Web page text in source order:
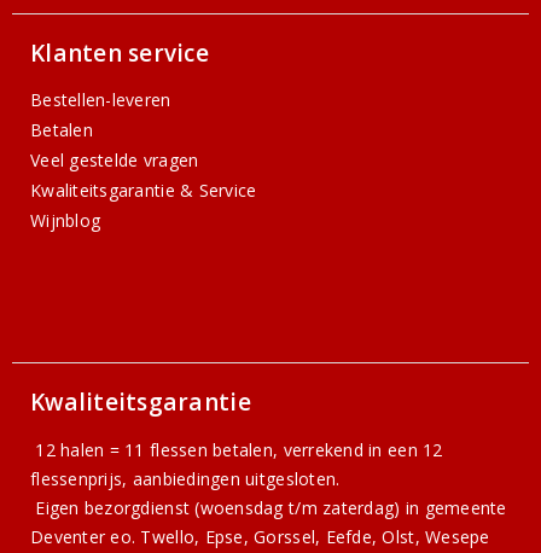
Klanten service
Bestellen-leveren
Betalen
Veel gestelde vragen
Kwaliteitsgarantie & Service
Wijnblog
Kwaliteitsgarantie
12 halen = 11 flessen betalen, verrekend in een 12
flessenprijs, aanbiedingen uitgesloten.
Eigen bezorgdienst (woensdag t/m zaterdag) in gemeente
Deventer eo. Twello, Epse, Gorssel, Eefde, Olst, Wesepe